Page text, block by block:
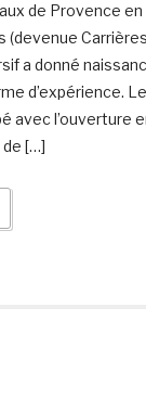
de Provence en
(devenue
a donné
d’expérience.
l’ouverture
[…]